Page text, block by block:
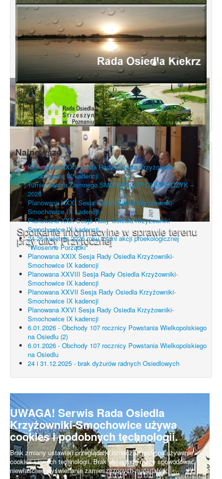
Spotkanie informacyjne w sprawie terenu
przy ulicy Przytocznej
Najnowsze
Planowana XXXII Sesja Rady Osiedla Krzyżowniki-
Smochowice IX kadencji
Turniej Tenisa Ziemnego SMOCHY CUP OLIMPIJCZYK –
2026
Planowana XXXI Sesja Rady Osiedla Krzyżowniki-
Smochowice IX kadencji
Planowana XXX Sesja Rady Osiedla Krzyżowniki-
Smochowice IX kadencji
24-26 kwietnia 2026 roku to dni akcji proekologicznej
"Wiosenne Porządki"
Planowana XXIX Sesja Rady Osiedla Krzyżowniki-
Smochowice IX kadencji
Planowana XXVIII Sesja Rady Osiedla Krzyżowniki-
Smochowice IX kadencji
Planowana XXVII Sesja Rady Osiedla Krzyżowniki-
Smochowice IX kadencji
Planowana XXVI Sesja Rady Osiedla Krzyżowniki-
Smochowice IX kadencji
6.01.2026 - Obchody 107 rocznicy Powstania Wielkopolskiego
na Osiedlu (2)
6.01.2026 - Obchody 107 rocznicy Powstania Wielkopolskiego
na Osiedlu
24 i 31.12.2025 - brak dyżurów radnych Osiedlowych
UWAGA! Serwis Rada Osiedla
Krzyżowniki-Smochowice używa
cookies i podobnych technologii.
Brak zmiany ustawień przeglądarki oznacza zgodę na używanie
cookies i innych technologii. Brak akceptacji może spowodować
niewłaściwe wyświetlanie zamieszczonych materiałów.